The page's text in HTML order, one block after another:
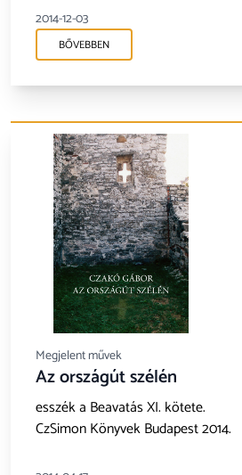
2014-12-03
BŐVEBBEN
Megjelent művek
Az országút szélén
esszék a Beavatás XI. kötete.
CzSimon Könyvek Budapest 2014.